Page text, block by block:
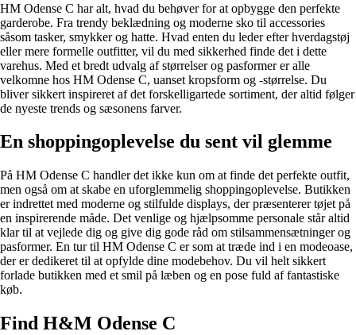
HM Odense C har alt, hvad du behøver for at opbygge den perfekte
garderobe. Fra trendy beklædning og moderne sko til accessories
såsom tasker, smykker og hatte. Hvad enten du leder efter hverdagstøj
eller mere formelle outfitter, vil du med sikkerhed finde det i dette
varehus. Med et bredt udvalg af størrelser og pasformer er alle
velkomne hos HM Odense C, uanset kropsform og -størrelse. Du
bliver sikkert inspireret af det forskelligartede sortiment, der altid følger
de nyeste trends og sæsonens farver.
En shoppingoplevelse du sent vil glemme
På HM Odense C handler det ikke kun om at finde det perfekte outfit,
men også om at skabe en uforglemmelig shoppingoplevelse. Butikken
er indrettet med moderne og stilfulde displays, der præsenterer tøjet på
en inspirerende måde. Det venlige og hjælpsomme personale står altid
klar til at vejlede dig og give dig gode råd om stilsammensætninger og
pasformer. En tur til HM Odense C er som at træde ind i en modeoase,
der er dedikeret til at opfylde dine modebehov. Du vil helt sikkert
forlade butikken med et smil på læben og en pose fuld af fantastiske
køb.
Find H&M Odense C